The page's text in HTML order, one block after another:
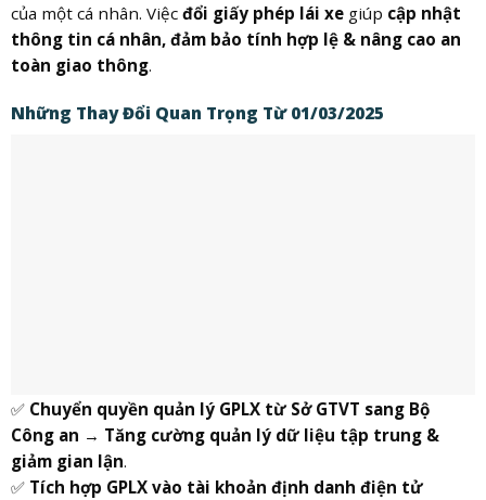
của một cá nhân. Việc đổi giấy phép lái xegiúp cập nhật
thông tin cá nhân, đảm bảo tính hợp lệ & nâng cao an
toàn giao thông.
Những Thay Đổi Quan Trọng Từ 01/03/2025
✅ Chuyển quyền quản lý GPLX từ Sở GTVT sang Bộ
Công an → Tăng cường quản lý dữ liệu tập trung &
giảm gian lận.
✅ Tích hợp GPLX vào tài khoản định danh điện tử